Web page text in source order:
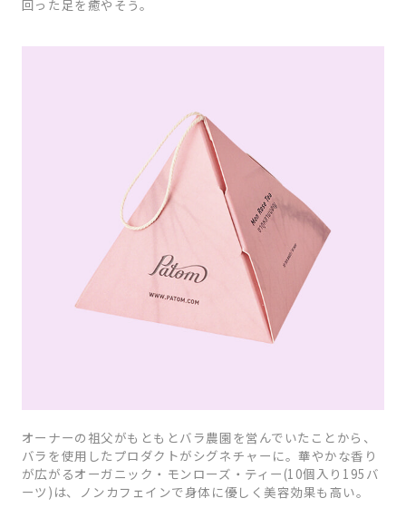
回った足を癒やそう。
オーナーの祖父がもともとバラ農園を営んでいたことから、
バラを使用したプロダクトがシグネチャーに。華やかな香り
が広がるオーガニック・モンローズ・ティー(10個入り195バ
ーツ)は、ノンカフェインで身体に優しく美容効果も高い。